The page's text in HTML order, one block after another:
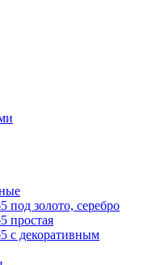
золото, серебро
простая
с декоративным